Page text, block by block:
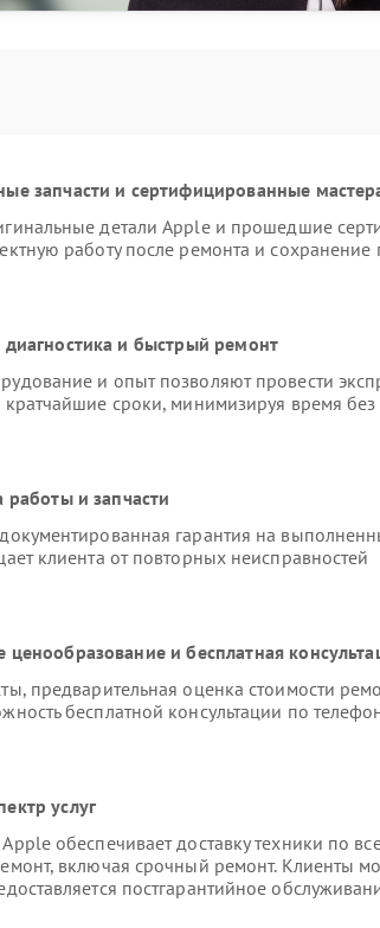
запчасти и сертифицированные
детали Apple и прошедшие
работу после ремонта и сохранение
диагностика и быстрый ремонт
и опыт позволяют провести
кратчайшие сроки, минимизируя время без
работы и запчасти
гарантия на
клиента от повторных неисправностей
ценообразование и бесплатная
предварительная оценка стоимости
бесплатной консультации по
услуг
обеспечивает доставку техники по
включая срочный ремонт. Клиенты
постгарантийное